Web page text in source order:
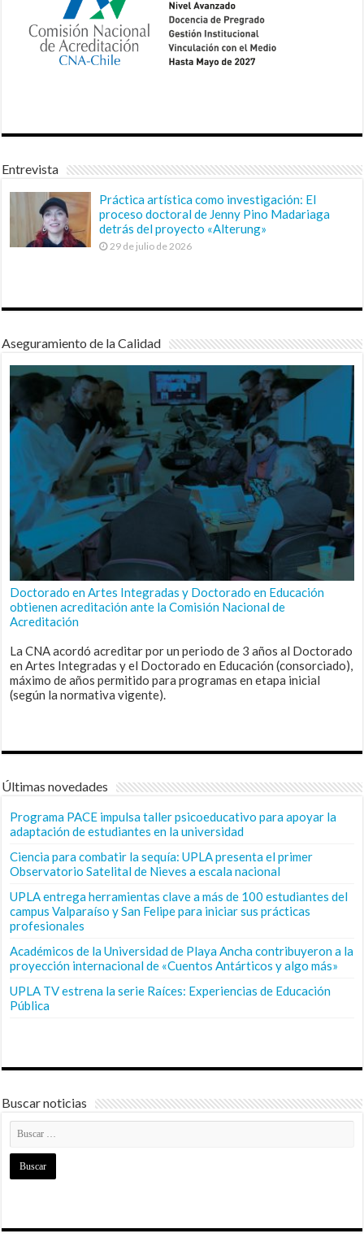
Entrevista
Práctica artística como investigación: El
proceso doctoral de Jenny Pino Madariaga
detrás del proyecto «Alterung»
29 de julio de 2026
Aseguramiento de la Calidad
Doctorado en Artes Integradas y Doctorado en Educación
obtienen acreditación ante la Comisión Nacional de
Acreditación
La CNA acordó acreditar por un periodo de 3 años al Doctorado
en Artes Integradas y el Doctorado en Educación (consorciado),
máximo de años permitido para programas en etapa inicial
(según la normativa vigente).
Últimas novedades
Programa PACE impulsa taller psicoeducativo para apoyar la
adaptación de estudiantes en la universidad
Ciencia para combatir la sequía: UPLA presenta el primer
Observatorio Satelital de Nieves a escala nacional
UPLA entrega herramientas clave a más de 100 estudiantes del
campus Valparaíso y San Felipe para iniciar sus prácticas
profesionales
Académicos de la Universidad de Playa Ancha contribuyeron a la
proyección internacional de «Cuentos Antárticos y algo más»
UPLA TV estrena la serie Raíces: Experiencias de Educación
Pública
Buscar noticias